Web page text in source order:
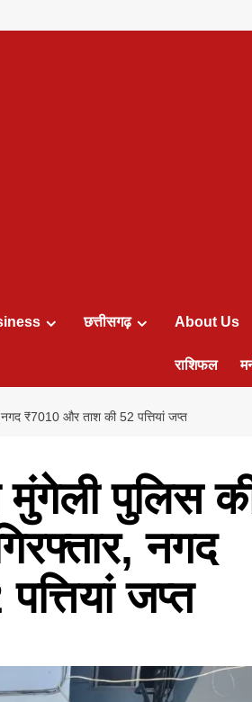
छत्तीसगढ़ About Us
राशिफल
₹7010 और ताश की 52 पत्तियां जप्त
पुलिस
नगद
जप्त